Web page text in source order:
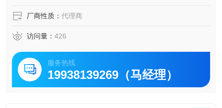
厂商性质： 代理商
访问量： 426
服务热线
19938139269（马经理）